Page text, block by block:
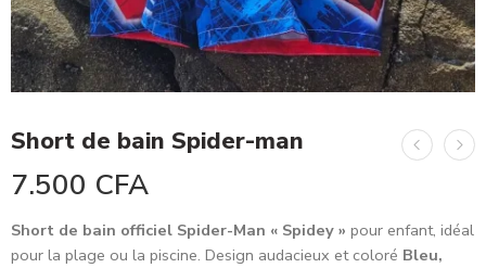
Short de bain Spider-man
7.500 CFA
Short de bain officiel Spider-Man « Spidey » pour enfant, idéal
pour la plage ou la piscine. Design audacieux et coloré Bleu,